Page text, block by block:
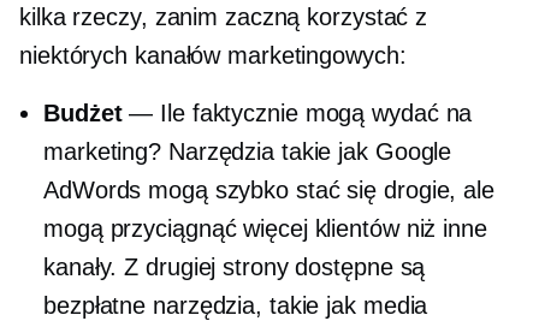
kilka rzeczy, zanim zaczną korzystać z
niektórych kanałów marketingowych:
Budżet— Ile faktycznie mogą wydać na
marketing? Narzędzia takie jak Google
AdWords mogą szybko stać się drogie, ale
mogą przyciągnąć więcej klientów niż inne
kanały. Z drugiej strony dostępne są
bezpłatne narzędzia, takie jak media